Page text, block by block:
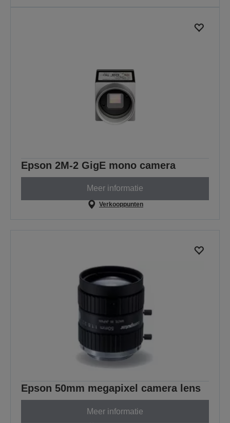
Epson 2M-2 GigE mono camera
Meer informatie
Verkooppunten
Epson 50mm megapixel camera lens
Meer informatie